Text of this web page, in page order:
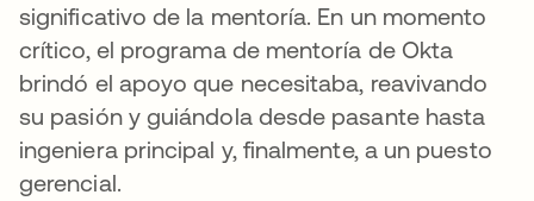
significativo de la mentoría. En un momento
crítico, el programa de mentoría de Okta
brindó el apoyo que necesitaba, reavivando
su pasión y guiándola desde pasante hasta
ingeniera principal y, finalmente, a un puesto
gerencial.